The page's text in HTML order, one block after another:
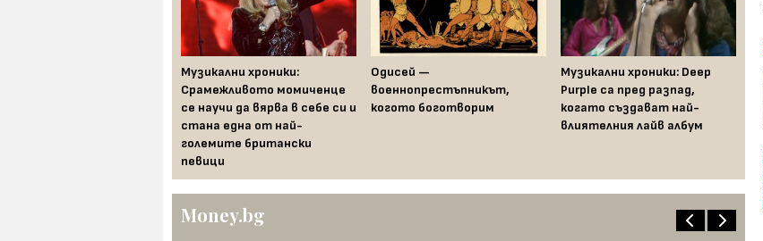
Музикални хроники:
Срамежливото момиченце
се научи да вярва в себе си и
стана една от най-
големите британски
певици
Одисей —
военнопрестъпникът,
когото боготворим
Музикални хроники: Deep
Purple са пред разпад,
когато създават най-
влиятелния лайв албум
Money.bg